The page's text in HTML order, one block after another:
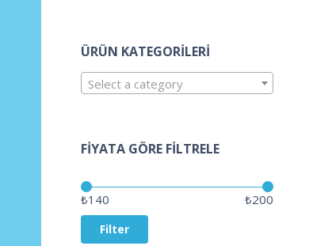
ÜRÜN KATEGORILERI
Select a category
FIYATA GÖRE FILTRELE
Filter
₺140 ₺200